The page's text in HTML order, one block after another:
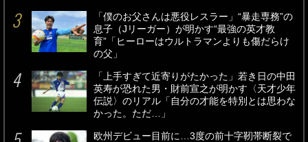
「僕のお父さんは悪役レスラー」“暴走専務”の
息子（Jリーガー）が明かす“最強の英才教
育”「ヒーローはウルトラマンよりも傷だらけ
の父」
「上手すぎて近寄りがたかった」若き日の中田
英寿が恐れた男・財前宣之が明かす〈天才少年
伝説〉のリアル「自分の才能を特別とは思わな
かった。ただ…」
欧州デビュー目前に…3度の前十字靭帯断裂で